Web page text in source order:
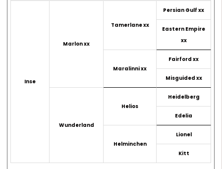
Inse
Marlon xx
Tamerlane xx
Persian Gulf xx
Eastern Empire
xx
Maralinni xx
Fairford xx
Misguided xx
Wunderland
Helios
Heidelberg
Edelia
Helminchen
Lionel
Kitt